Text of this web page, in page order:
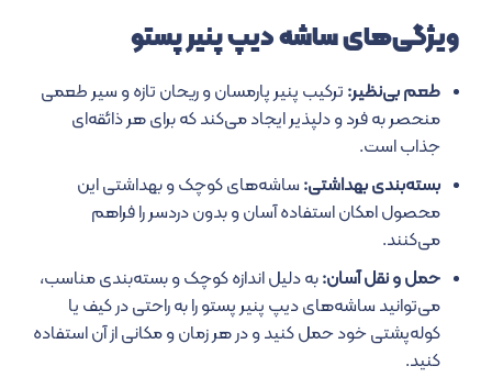
ویژگی‌های ساشه دیپ پنیر پستو
طعم بی‌نظیر: ترکیب پنیر پارمسان و ریحان تازه و سیر طعمی
منحصر به فرد و دلپذیر ایجاد می‌کند که برای هر ذائقه‌ای
جذاب است.
بسته‌بندی بهداشتی: ساشه‌های کوچک و بهداشتی این
محصول امکان استفاده آسان و بدون دردسر را فراهم
می‌کنند.
حمل و نقل آسان:به دلیل اندازه کوچک و بسته‌بندی مناسب،
می‌توانید ساشه‌های دیپ پنیر پستو را به راحتی در کیف یا
کوله‌پشتی خود حمل کنید و در هر زمان و مکانی از آن استفاده
کنید.